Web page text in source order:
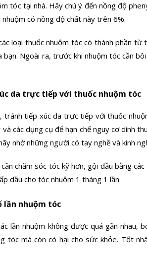
tóc tại nhà. Hãy chú ý đến nồng độ
có nồng độ chất này trên 6%.
loại thuốc nhuộm tóc có thành phần từ
bạn. Ngoài ra, trước khi nhuộm tóc cần
da trực tiếp với thuốc nhuộm tóc
tránh tiếp xúc da trực tiếp với thuốc
các dụng cụ để hạn chế nguy cơ dính
nhờ những người có tay nghề và kinh
cần chăm sóc tóc kỹ hơn, gội đầu bằng
dầu cho tóc nhuộm 1 tháng 1 lần.
lần nhuộm tóc
lần nhuộm không được quá gần nhau,
tóc mà còn có hại cho sức khỏe. Tốt